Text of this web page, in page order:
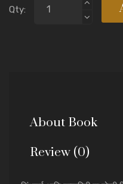
Qty:
About Book
Review (0)